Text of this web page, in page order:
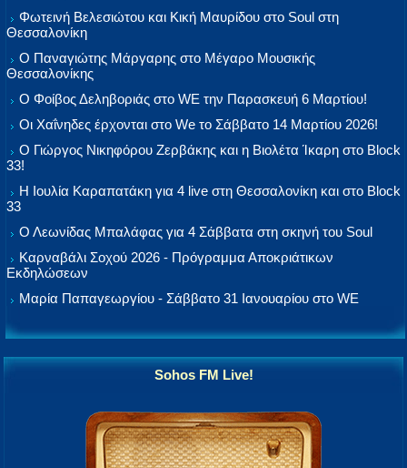
Φωτεινή Βελεσιώτου και Κική Μαυρίδου στο Soul στη
Θεσσαλονίκη
Ο Παναγιώτης Μάργαρης στο Μέγαρο Μουσικής
Θεσσαλονίκης
Ο Φοίβος Δεληβοριάς στο WE την Παρασκευή 6 Μαρτίου!
Οι Χαΐνηδες έρχονται στο We το Σάββατο 14 Μαρτίου 2026!
Ο Γιώργος Νικηφόρου Ζερβάκης και η Βιολέτα Ίκαρη στο Block
33!
Η Ιουλία Καραπατάκη για 4 live στη Θεσσαλονίκη και στο Block
33
Ο Λεωνίδας Μπαλάφας για 4 Σάββατα στη σκηνή του Soul
Καρναβάλι Σοχού 2026 - Πρόγραμμα Αποκριάτικων
Εκδηλώσεων
Μαρία Παπαγεωργίου - Σάββατο 31 Ιανουαρίου στο WE
Sohos FM Live!